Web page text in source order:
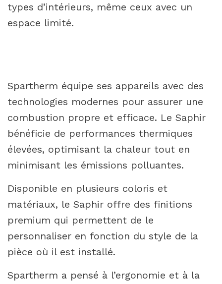
types d’intérieurs, même ceux avec un
espace limité.
Spartherm équipe ses appareils avec des
technologies modernes pour assurer une
combustion propre et efficace. Le Saphir
bénéficie de performances thermiques
élevées, optimisant la chaleur tout en
minimisant les émissions polluantes.
Disponible en plusieurs coloris et
matériaux, le Saphir offre des finitions
premium qui permettent de le
personnaliser en fonction du style de la
pièce où il est installé.
Spartherm a pensé à l’ergonomie et à la